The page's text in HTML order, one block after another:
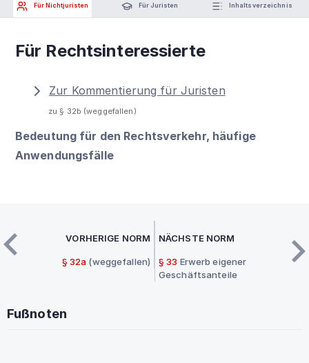
Für Nichtjuristen Für Juristen Inhaltsverzeichnis
Für Rechtsinteressierte
Zur Kommentierung für Juristen
zu § 32b (weggefallen)
Bedeutung für den Rechtsverkehr, häufige
Anwendungsfälle
VORHERIGE NORM
§ 32a (weggefallen)
NÄCHSTE NORM
§ 33 Erwerb eigener
Geschäftsanteile
Fußnoten